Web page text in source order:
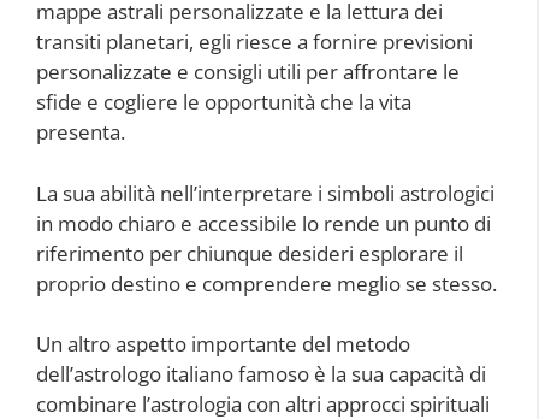
mappe astrali personalizzate e la lettura dei
transiti planetari, egli riesce a fornire previsioni
personalizzate e consigli utili per affrontare le
sfide e cogliere le opportunità che la vita
presenta.
La sua abilità nell’interpretare i simboli astrologici
in modo chiaro e accessibile lo rende un punto di
riferimento per chiunque desideri esplorare il
proprio destino e comprendere meglio se stesso.
Un altro aspetto importante del metodo
dell’astrologo italiano famoso è la sua capacità di
combinare l’astrologia con altri approcci spirituali